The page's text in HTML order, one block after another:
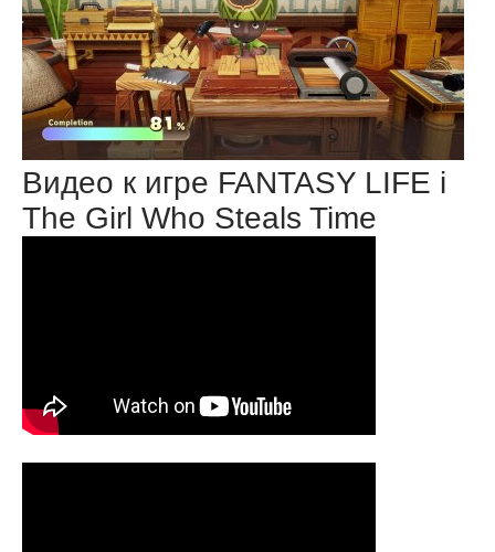
Видео к игре FANTASY LIFE i
The Girl Who Steals Time